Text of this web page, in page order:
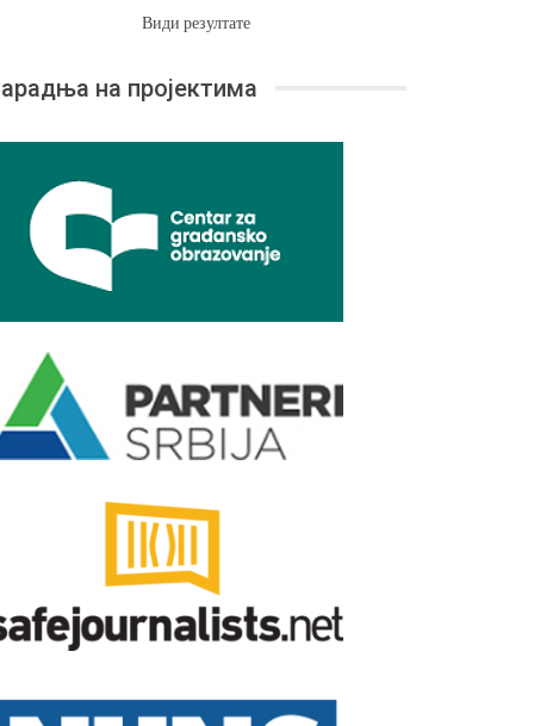
Види резултате
на пројектима